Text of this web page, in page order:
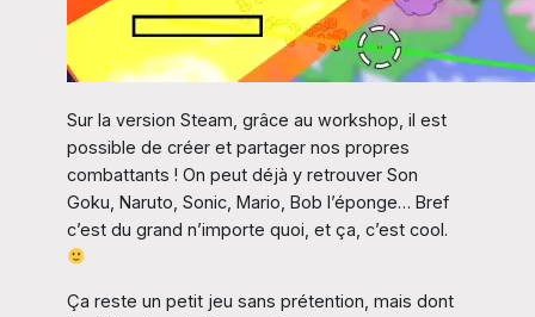
Sur la version Steam, grâce au workshop, il est
possible de créer et partager nos propres
combattants ! On peut déjà y retrouver Son
Goku, Naruto, Sonic, Mario, Bob l’éponge… Bref
c’est du grand n’importe quoi, et ça, c’est cool.
Ça reste un petit jeu sans prétention, mais dont